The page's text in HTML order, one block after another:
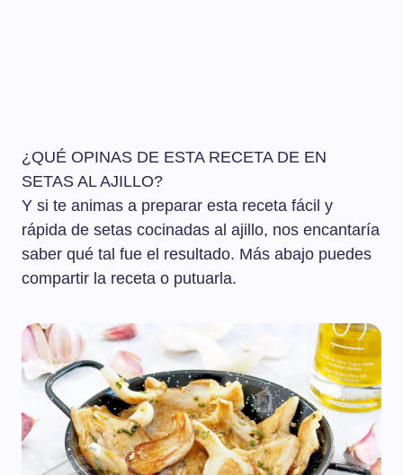
¿QUÉ OPINAS DE ESTA RECETA DE EN
SETAS AL AJILLO?
Y si te animas a preparar esta receta fácil y
rápida de setas cocinadas al ajillo, nos encantaría
saber qué tal fue el resultado. Más abajo puedes
compartir la receta o putuarla.